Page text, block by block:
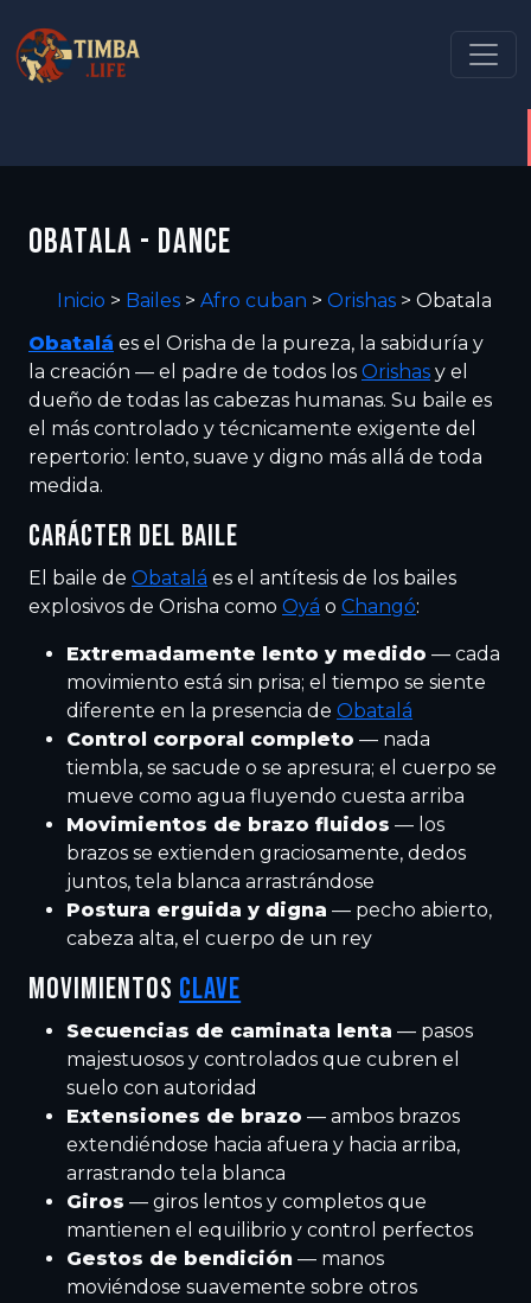
OBATALA - DANCE
Inicio > Bailes > Afro cuban > Orishas > Obatala
Obatalá es el Orisha de la pureza, la sabiduría y
la creación — el padre de todos los Orishas y el
dueño de todas las cabezas humanas. Su baile es
el más controlado y técnicamente exigente del
repertorio: lento, suave y digno más allá de toda
medida.
CARÁCTER DEL BAILE
El baile de Obatalá es el antítesis de los bailes
explosivos de Orisha como Oyá o Changó:
Extremadamente lento y medido — cada
movimiento está sin prisa; el tiempo se siente
diferente en la presencia de Obatalá
Control corporal completo — nada
tiembla, se sacude o se apresura; el cuerpo se
mueve como agua fluyendo cuesta arriba
Movimientos de brazo fluidos — los
brazos se extienden graciosamente, dedos
juntos, tela blanca arrastrándose
Postura erguida y digna — pecho abierto,
cabeza alta, el cuerpo de un rey
MOVIMIENTOS CLAVE
Secuencias de caminata lenta — pasos
majestuosos y controlados que cubren el
suelo con autoridad
Extensiones de brazo — ambos brazos
extendiéndose hacia afuera y hacia arriba,
arrastrando tela blanca
Giros — giros lentos y completos que
mantienen el equilibrio y control perfectos
Gestos de bendición — manos
moviéndose suavemente sobre otros